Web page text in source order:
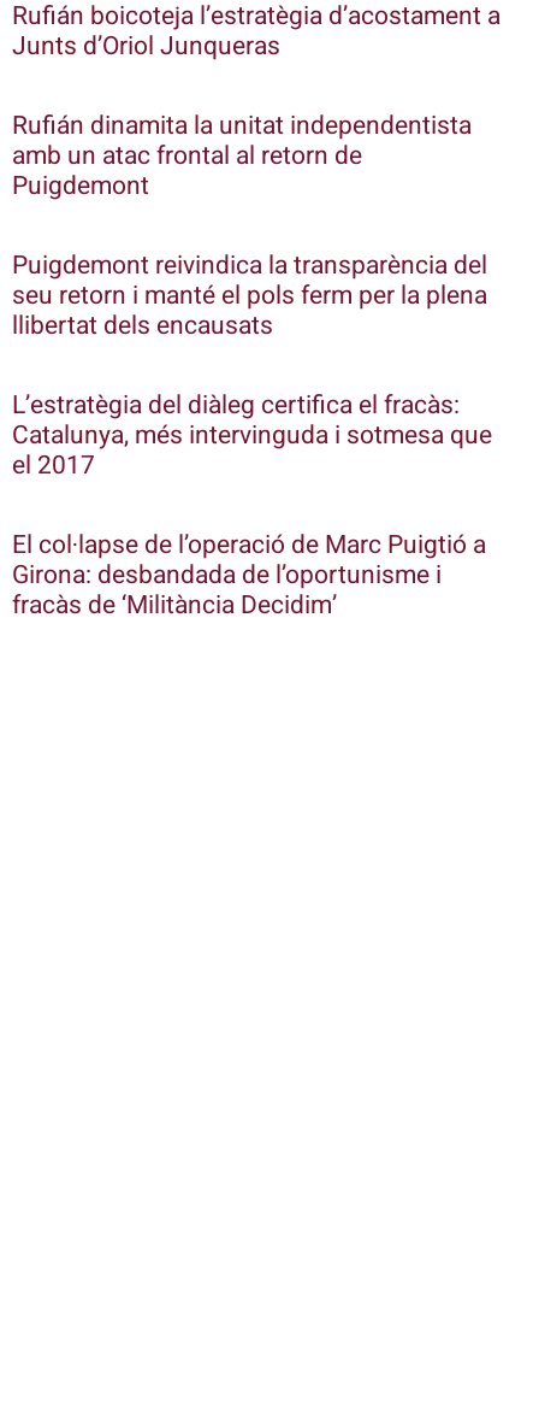
Rufián boicoteja l’estratègia d’acostament a
Junts d’Oriol Junqueras
Rufián dinamita la unitat independentista
amb un atac frontal al retorn de
Puigdemont
Puigdemont reivindica la transparència del
seu retorn i manté el pols ferm per la plena
llibertat dels encausats
L’estratègia del diàleg certifica el fracàs:
Catalunya, més intervinguda i sotmesa que
el 2017
El col·lapse de l’operació de Marc Puigtió a
Girona: desbandada de l’oportunisme i
fracàs de ‘Militància Decidim’